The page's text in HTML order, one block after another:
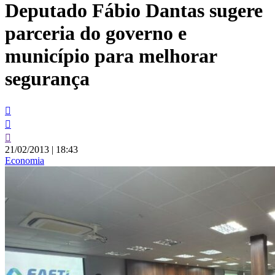
conteúdo
Deputado Fábio Dantas sugere
parceria do governo e
município para melhorar
segurança
21/02/2013 | 18:43
Economia